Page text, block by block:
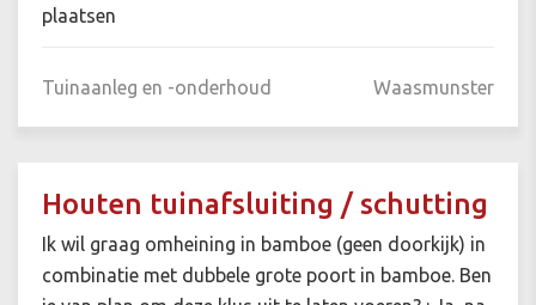
plaatsen
Tuinaanleg en -onderhoud Waasmunster
Houten tuinafsluiting / schutting
Ik wil graag omheining in bamboe (geen doorkijk) in
combinatie met dubbele grote poort in bamboe. Ben